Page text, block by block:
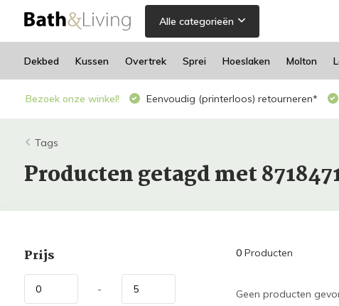
Alle categorieën
Dekbed Kussen Overtrek Sprei Hoeslaken Molton
Bezoek onze winkel! Eenvoudig (printerloos) retourneren*
Tags
Producten getagd met
Prijs
-
0Producten
Geen producten